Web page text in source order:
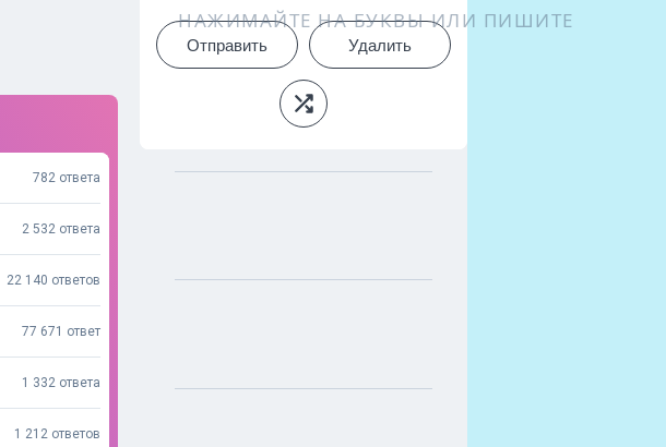
782 ответа
2 532 ответа
22 140 ответов
77 671 ответ
1 332 ответа
1 212 ответов
НАЖИМАЙТЕ НА БУКВЫ ИЛИ ПИШИТЕ
Отправить Удалить